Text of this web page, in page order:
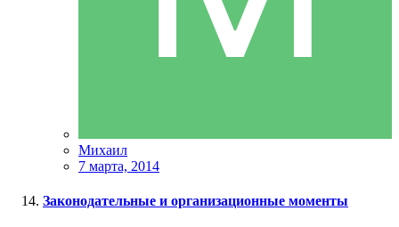
Михаил
7 марта, 2014
Законодательные и организационные моменты